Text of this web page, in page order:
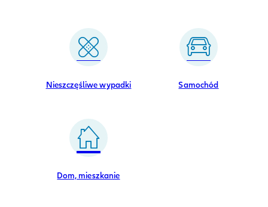
Nieszczęśliwe wypadki Samochód
Dom, mieszkanie